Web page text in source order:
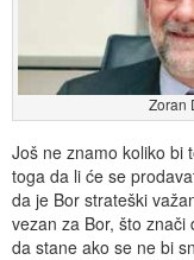
Zoran
Još ne znamo koliko bi
toga da li će se
da je Bor strateški
vezan za Bor, što
da stane ako se ne bi